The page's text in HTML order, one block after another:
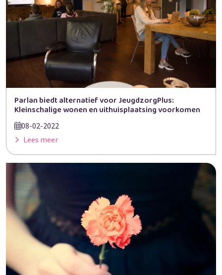
Parlan biedt alternatief voor JeugdzorgPlus:
Kleinschalige wonen en uithuisplaatsing voorkomen
08-02-2022
Lees meer